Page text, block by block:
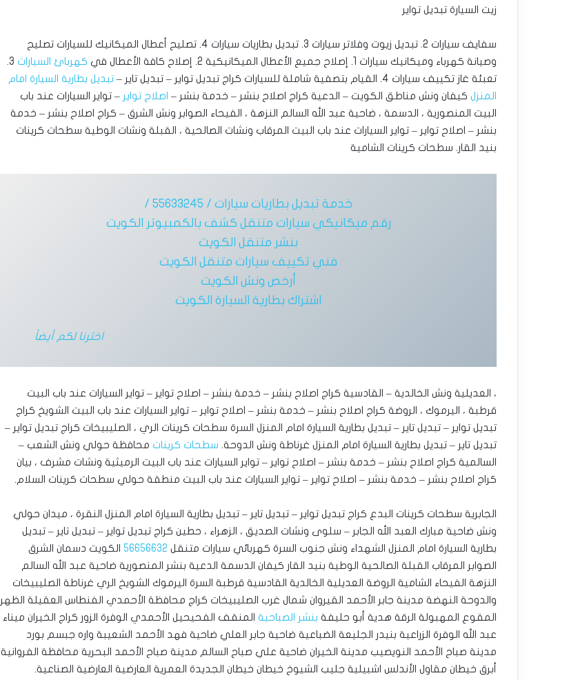
زيت السيارة تبديل تواير
سفايف سيارات 2. تبديل زيوت وفلاتر سيارات 3. تبديل بطاريات سيارات 4. تصليح أعطال الميكانيك للسيارات ‎تصليح
وصيانة كهرباء وميكانيك سيارات 1. إصلاح جميع الأعطال الميكانيكية 2. إصلاح كافة الأعطال في
كهربائ السيارات
3.
تعبئة غاز تكييف سيارات 4. القيام بتصفية شاملة للسيارات ‎كراج تبديل تواير – تبديل تاير –
تبديل بطارية السيارة امام
المنزل كيفان ونش مناطق الكويت – الدعية كراج اصلاح بنشر – خدمة بنشر – اصلاح تواير – تواير السيارات عند باب
البيت المنصورية ، الدسمة ، ضاحية عبد الله السالم النزهة ، الفيحاء ‎الصوابر ونش الشرق – كراج اصلاح بنشر – خدمة
بنشر – اصلاح تواير – تواير السيارات عند باب البيت المرقاب ونشات الصالحية ، القبلة ونشات الوطية سطحات كرينات
بنيد القار. ‎سطحات كرينات الشامية
خدمة تبديل بطاريات سيارات / 55633245 /
رقم ميكانيكي سيارات متنقل كشف بالكمبيوتر الكويت
بنشر متنقل الكويت
فني تكييف سيارات متنقل الكويت
أرخص ونش الكويت
اشتراك بطارية السيارة الكويت
اخترنا لكم أيضاً
، العديلية ونش الخالدية – القادسية كراج اصلاح بنشر – خدمة بنشر – اصلاح تواير – تواير السيارات عند باب البيت
قرطبة ، اليرموك ، الروضة كراج اصلاح بنشر – خدمة بنشر – اصلاح تواير – تواير السيارات عند باب البيت الشويخ كراج
تبديل تواير – تبديل تاير – تبديل بطارية السيارة امام المنزل السرة سطحات كرينات الري ، الصليبيخات كراج تبديل تواير –
تبديل تاير – تبديل بطارية السيارة امام المنزل غرناطة ونش الدوحة. ‎ سطحات كرينات محافظة حولي ونش الشعب –
السالمية كراج اصلاح بنشر – خدمة بنشر – اصلاح تواير – تواير السيارات عند باب البيت الرميثية ونشات مشرف ، بيان
كراج اصلاح بنشر – خدمة بنشر – اصلاح تواير – تواير السيارات عند باب البيت منطقة حولي سطحات كرينات السلام.
الجابرية سطحات كرينات البدع كراج تبديل تواير – تبديل تاير – تبديل بطارية السيارة امام المنزل النقرة ، ميدان حولي
ونش ضاحية مبارك العبد الله الجابر – سلوى ونشات الصديق ، الزهراء ، حطين كراج تبديل تواير – تبديل تاير – تبديل
بطارية السيارة امام المنزل الشهداء ونش جنوب السرة كهربائي سيارات متنقل 56656632 الكويت دسمان الشرق
الصوابر المرقاب القبلة الصالحية الوطية بنيد القار كيفان الدسمة الدعية بنشر المنصورية ضاحية عبد الله السالم
النزهة الفيحاء الشامية الروضة العديلية الخالدية القادسية قرطبة السرة اليرموك الشويخ الري غرناطة الصليبيخات
والدوحة النهضة مدينة جابر الأحمد القيروان شمال غرب الصليبيخات كراج محافظة الأحمدي الفنطاس العقيلة الظهر
المقوع المهبولة الرقة هدية أبو حليفة بنشر الصباحية المنقف الفحيحيل الأحمدي الوفرة الزور كراج الخيران ميناء
عبد الله الوفرة الزراعية بنيدر الجليعة الضباعية ضاحية جابر العلي ضاحية فهد الأحمد الشعيبة واره جبسم بورد
مدينة صباح الأحمد النويصيب مدينة الخيران ضاحية علي صباح السالم مدينة صباح الأحمد البحرية محافظة الفروانية
أبرق خيطان مقاول الأندلس اشبيلية جليب الشيوخ خيطان خيطان الجديدة العمرية العارضية العارضية الصناعية.